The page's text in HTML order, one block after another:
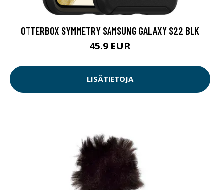
OTTERBOX SYMMETRY SAMSUNG GALAXY S22 BLK
45.9 EUR
LISÄTIETOJA